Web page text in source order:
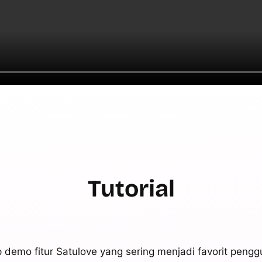
Tutorial
demo fitur Satulove yang sering menjadi favorit